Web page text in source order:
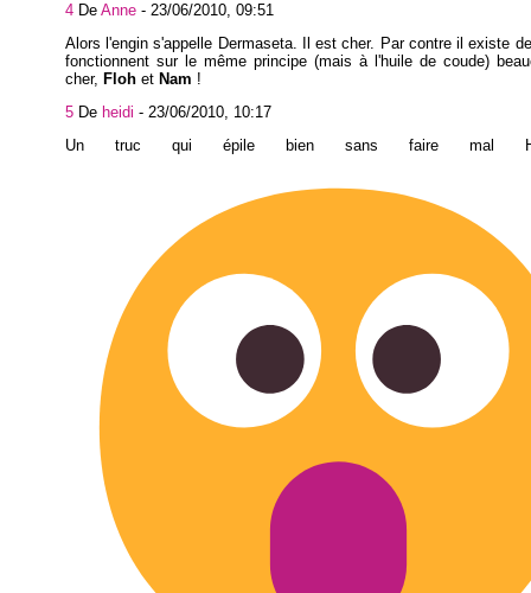
4 De Anne - 23/06/2010, 09:51
Alors l'engin s'appelle Dermaseta. Il est cher. Par contre il existe
fonctionnent sur le même principe (mais à l'huile de coude)
cher, Floh et Nam !
5 De heidi - 23/06/2010, 10:17
Un truc qui épile bien sans faire mal